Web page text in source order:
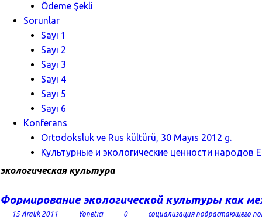
Ödeme Şekli
Sorunlar
Sayı 1
Sayı 2
Sayı 3
Sayı 4
Sayı 5
Sayı 6
Konferans
Ortodoksluk ve Rus kültürü, 30 Mayıs 2012 g.
Культурные и экологические ценности народов
экологическая культура
Формирование экологической культуры как
15 Aralık 2011 Yönetici 0 социализация подрастающего